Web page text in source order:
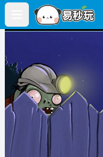
Open main menu